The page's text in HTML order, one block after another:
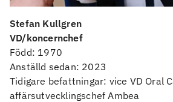
Stefan Kullgren
VD/koncernchef
Född: 1970
Anställd sedan: 2023
Tidigare befattningar: vice VD Oral
affärsutvecklingschef Ambea